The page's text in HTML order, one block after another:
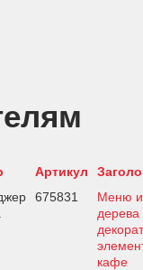
Артикул
675831
Меню
дерева
кафе